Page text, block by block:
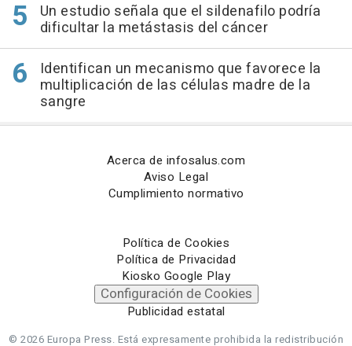
Un estudio señala que el sildenafilo podría
dificultar la metástasis del cáncer
Identifican un mecanismo que favorece la
multiplicación de las células madre de la
sangre
Acerca de infosalus.com
Aviso Legal
Cumplimiento normativo
Política de Cookies
Política de Privacidad
Kiosko Google Play
Configuración de Cookies
Publicidad estatal
© 2026 Europa Press. Está expresamente prohibida la redistribución